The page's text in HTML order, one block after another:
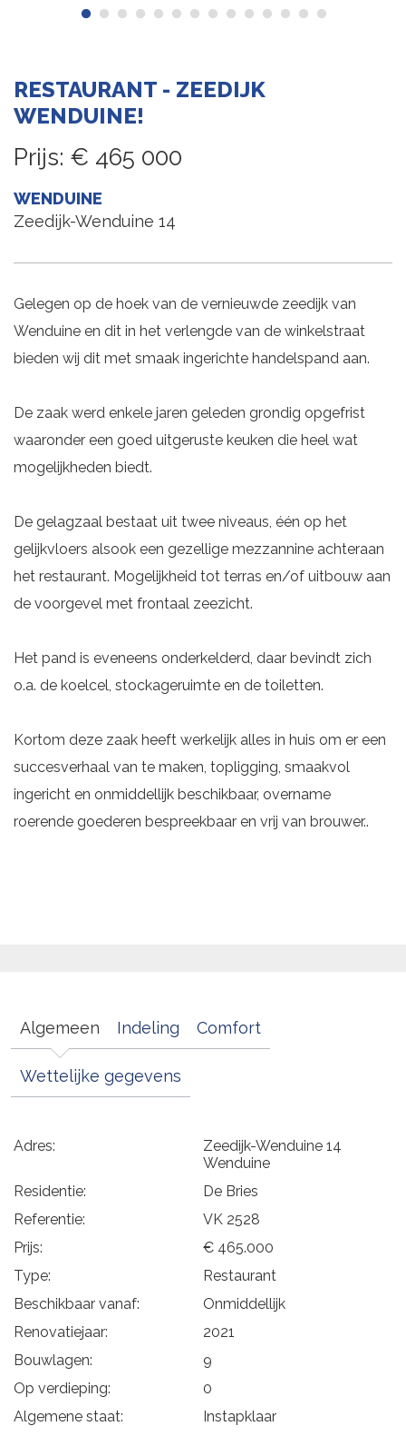
RESTAURANT - ZEEDIJK
WENDUINE!
Prijs: € 465 000
WENDUINE
Zeedijk-Wenduine 14
Gelegen op de hoek van de vernieuwde zeedijk van
Wenduine en dit in het verlengde van de winkelstraat
bieden wij dit met smaak ingerichte handelspand aan.
De zaak werd enkele jaren geleden grondig opgefrist
waaronder een goed uitgeruste keuken die heel wat
mogelijkheden biedt.
De gelagzaal bestaat uit twee niveaus, één op het
gelijkvloers alsook een gezellige mezzannine achteraan
het restaurant. Mogelijkheid tot terras en/of uitbouw aan
de voorgevel met frontaal zeezicht.
Het pand is eveneens onderkelderd, daar bevindt zich
o.a. de koelcel, stockageruimte en de toiletten.
Kortom deze zaak heeft werkelijk alles in huis om er een
succesverhaal van te maken, topligging, smaakvol
ingericht en onmiddellijk beschikbaar, overname
roerende goederen bespreekbaar en vrij van brouwer..
Algemeen Indeling Comfort
Wettelijke gegevens
Adres:
Zeedijk-Wenduine 14
Wenduine
Residentie:
De Bries
Referentie:
VK 2528
Prijs:
€ 465.000
Type:
Restaurant
Beschikbaar vanaf:
Onmiddellijk
Renovatiejaar:
2021
Bouwlagen:
9
Op verdieping:
0
Algemene staat:
Instapklaar